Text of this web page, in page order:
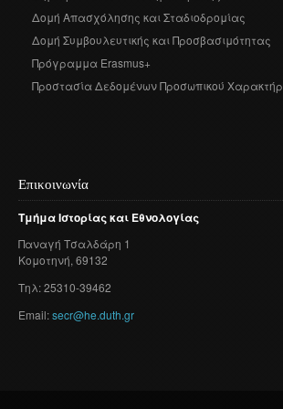
Δομή Απασχόλησης και Σταδιοδρομίας
Δομή Συμβουλευτικής και Προσβασιμότητας
Πρόγραμμα Erasmus+
Προστασία Δεδομένων Προσωπικού
Επικοινωνία
ΤμήμαΙστορίαςκαι Εθνολογίας
Παναγή Τσαλδάρη 1
Κομοτηνή, 69132
Τηλ: 25310-39462
Email:secr@he.duth.gr